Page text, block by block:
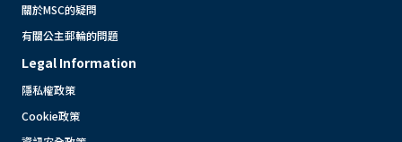
關於MSC的疑問
有關公主郵輪的問題
Legal Information
隱私權政策
Cookie政策